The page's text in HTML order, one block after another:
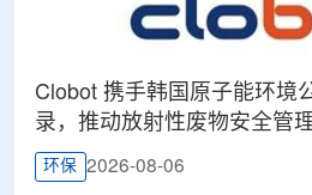
Clobot 携手韩国原子能环境
录，推动放射性废物安全管
环保 2026-08-06